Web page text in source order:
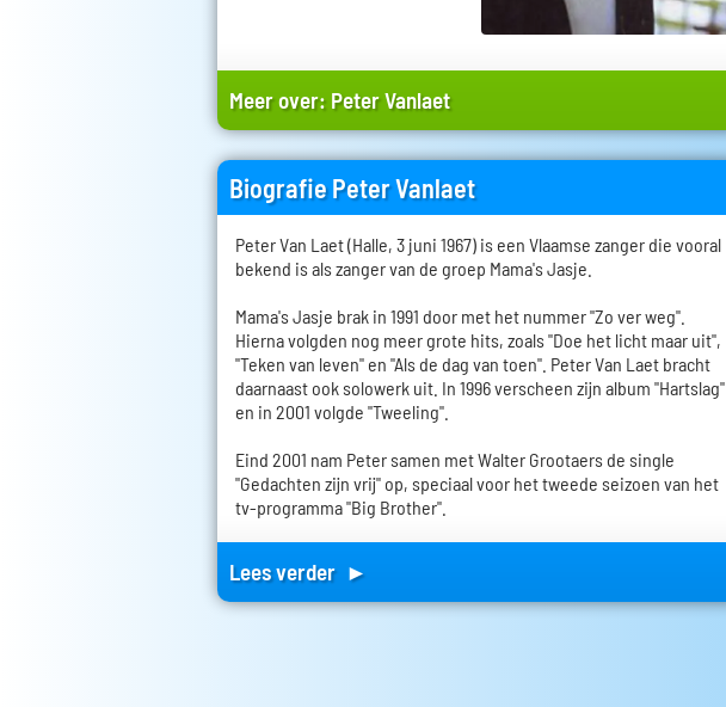
Meer over: Peter Vanlaet
Biografie Peter Vanlaet
Peter Van Laet (Halle, 3 juni 1967) is een Vlaamse zanger die vooral
bekend is als zanger van de groep Mama's Jasje.
Mama's Jasje brak in 1991 door met het nummer "Zo ver weg".
Hierna volgden nog meer grote hits, zoals "Doe het licht maar uit",
"Teken van leven" en "Als de dag van toen". Peter Van Laet bracht
daarnaast ook solowerk uit. In 1996 verscheen zijn album "Hartslag"
en in 2001 volgde "Tweeling".
Eind 2001 nam Peter samen met Walter Grootaers de single
"Gedachten zijn vrij" op, speciaal voor het tweede seizoen van het
tv-programma "Big Brother".
Lees verder ►